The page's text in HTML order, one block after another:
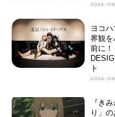
2026-
ヨコ
界観を
前に
ト
2026-
『き
り」